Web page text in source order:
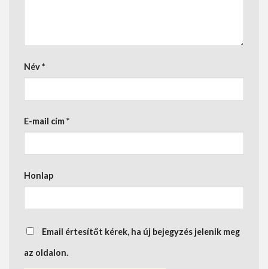
Név*
E-mail cím*
Honlap
Email értesítőt kérek, ha új bejegyzés jelenik meg
az oldalon.